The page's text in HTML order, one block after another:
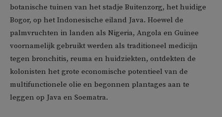
botanische tuinen van het stadje Buitenzorg, het huidige
Bogor, op het Indonesische eiland Java. Hoewel de
palmvruchten in landen als Nigeria, Angola en Guinee
voornamelijk gebruikt werden als traditioneel medicijn
tegen bronchitis, reuma en huidziekten, ontdekten de
kolonisten het grote economische potentieel van de
multifunctionele olie en begonnen plantages aan te
leggen op Java en Soematra.